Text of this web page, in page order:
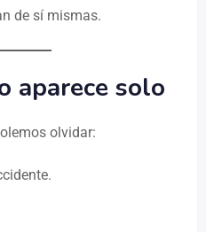
de sí mismas.
aparece solo
olvidar: